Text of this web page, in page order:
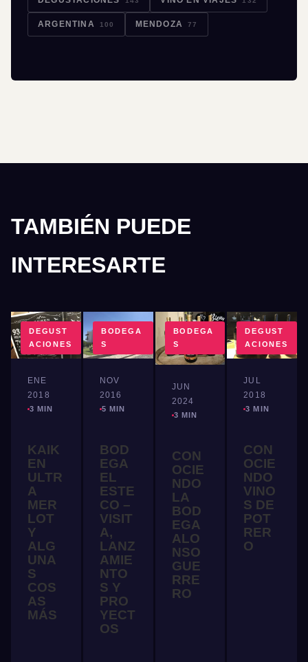
ARGENTINA 100 MENDOZA 77
TAMBIÉN PUEDE
INTERESARTE
DEGUST
ACIONES
ENE
2018
3 MIN
KAIK
EN
ULTR
A
MER
LOT
Y
ALG
UNA
S
COS
AS
MÁS
BODEGA
S
NOV
2016
5 MIN
BOD
EGA
EL
ESTE
CO –
VISIT
A,
LANZ
AMIE
NTO
S Y
PRO
YECT
OS
BODEGA
S
JUN
2024
3 MIN
CON
OCIE
NDO
LA
BOD
EGA
ALO
NSO
GUE
RRE
RO
DEGUST
ACIONES
JUL
2018
3 MIN
CON
OCIE
NDO
VINO
S DE
POT
RER
O